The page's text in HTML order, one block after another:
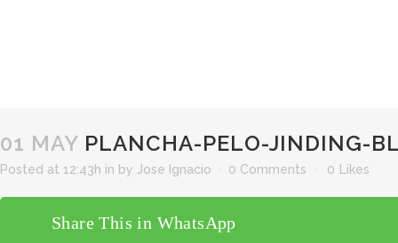
01 MAY PLANCHA-PELO-JINDING-
Posted at 12:43h in by Jose Ignacio 0 Comments 0 Likes
Share This in WhatsApp